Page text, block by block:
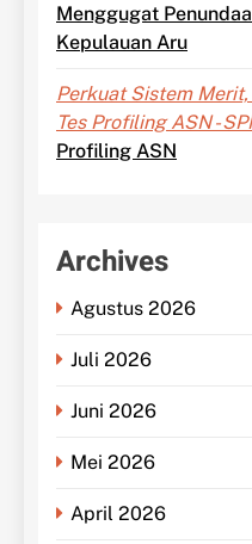
Menggugat
Kepulauan Aru
Perkuat Sistem
Tes Profiling ASN -
Profiling ASN
Archives
Agustus 2026
Juli 2026
Juni 2026
Mei 2026
April 2026